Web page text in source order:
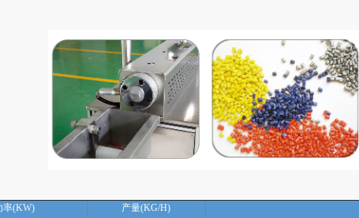
率(KW)
产量(KG/H)